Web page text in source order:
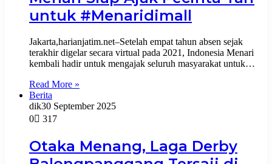
untuk #Menaridimall
Jakarta,harianjatim.net–Setelah empat tahun absen sejak
terakhir digelar secara virtual pada 2021, Indonesia Menari
kembali hadir untuk mengajak seluruh masyarakat untuk…
Read More »
Berita
dik30 September 2025
0
317
Otaka Menang, Laga Derby